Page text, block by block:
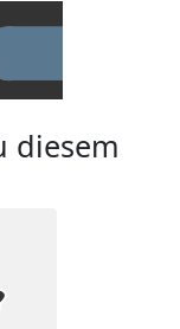
diesem